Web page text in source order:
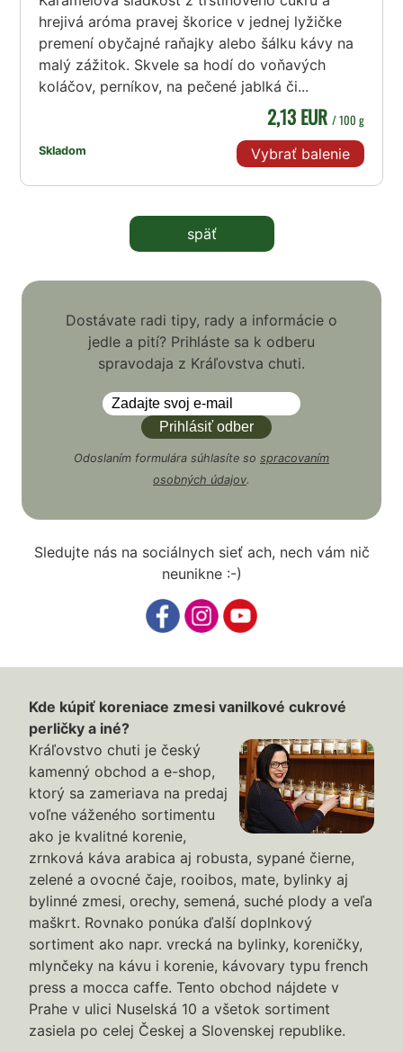
hrejivá aróma pravej škorice v jednej lyžičke
premení obyčajné raňajky alebo šálku kávy na
malý zážitok. Skvele sa hodí do voňavých
koláčov, perníkov, na pečené jablká či...
Skladom
2,13 EUR / 100 g
Vybrať balenie
späť
Dostávate radi tipy, rady a informácie o
jedle a pití? Prihláste sa k odberu
spravodaja z Kráľovstva chuti.
Odoslaním formulára súhlasíte so spracovaním
osobných údajov.
Sledujte nás na sociálnych sieť ach, nech vám nič
neunikne :-)
Kde kúpiť koreniace zmesi vanilkové cukrové
perličky a iné?
Kráľovstvo chuti je český
kamenný obchod a e-shop,
ktorý sa zameriava na predaj
voľne váženého sortimentu
ako je kvalitné korenie,
zrnková káva arabica aj robusta, sypané čierne,
zelené a ovocné čaje, rooibos, mate, bylinky aj
bylinné zmesi, orechy, semená, suché plody a veľa
maškrt. Rovnako ponúka ďalší doplnkový
sortiment ako napr. vrecká na bylinky, koreničky,
mlynčeky na kávu i korenie, kávovary typu french
press a mocca caffe. Tento obchod nájdete v
Prahe v ulici Nuselská 10 a všetok sortiment
zasiela po celej Českej a Slovenskej republike.